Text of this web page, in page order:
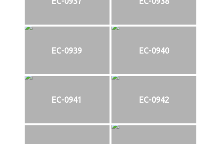
EC-0939 EC-0940
EC-0941 EC-0942